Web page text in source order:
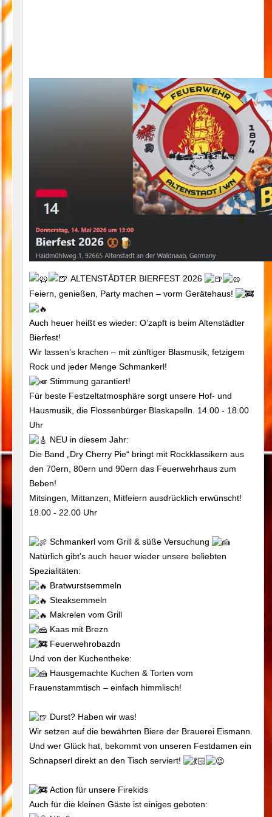
ALTENSTÄDTER BIERFEST 2026
Feiern, genießen, Party machen – vorm Gerätehaus!
Auch heuer heißt es wieder: O’zapft is beim Altenstädter
Bierfest!
Wir lassen’s krachen – mit zünftiger Blasmusik, fetzigem
Rock und jeder Menge Schmankerl!
Stimmung garantiert!
Für beste Festzeltatmosphäre sorgt unsere Hof- und
Hausmusik, die Flossenbürger Blaskapelln. 14.00 - 18.00
Uhr
NEU in diesem Jahr:
Die Band „Dry Cherry Pie“ bringt mit Rockklassikern aus
den 70ern, 80ern und 90ern das Feuerwehrhaus zum
Beben!
Mitsingen, Mittanzen, Mitfeiern ausdrücklich erwünscht!
18.00 - 22.00 Uhr
Schmankerl vom Grill & süße Versuchung
Natürlich gibt’s auch heuer wieder unsere beliebten
Spezialitäten:
Bratwurstsemmeln
Steaksemmeln
Makrelen vom Grill
Kaas mit Brezn
Feuerwehrobazdn
Und von der Kuchentheke:
Hausgemachte Kuchen & Torten vom
Frauenstammtisch – einfach himmlisch!
Durst? Haben wir was!
Wir setzen auf die bewährten Biere der Brauerei Eismann.
Und wer Glück hat, bekommt von unseren Festdamen ein
Schnapserl direkt an den Tisch serviert!
Action für unsere Firekids
Auch für die kleinen Gäste ist einiges geboten: